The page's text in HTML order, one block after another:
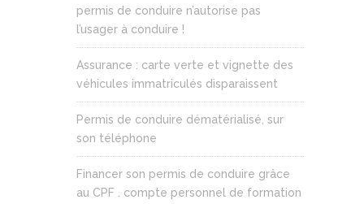
permis de conduire n’autorise pas
l’usager à conduire !
Assurance : carte verte et vignette des
véhicules immatriculés disparaissent
Permis de conduire dématérialisé, sur
son téléphone
Financer son permis de conduire grâce
au CPF . compte personnel de formation